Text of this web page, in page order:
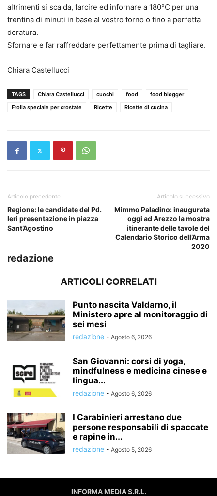
altrimenti si scalda, farcire ed infornare a 180°C per una
trentina di minuti in base al vostro forno o fino a perfetta
doratura.
Sfornare e far raffreddare perfettamente prima di tagliare.
Chiara Castellucci
TAGS Chiara Castellucci cuochi food
food blogger
Frolla speciale per crostate
Ricette Ricette di cucina
Articolo precedente
Regione: le candidate del Pd.
Ieri presentazione in piazza
Sant’Agostino
Articolo successivo
Mimmo Paladino: inaugurata
oggi ad Arezzo la mostra
itinerante delle tavole del
Calendario Storico dell’Arma
2020
redazione
ARTICOLI CORRELATI
Punto nascita Valdarno, il
Ministero apre al monitoraggio di
sei mesi
redazione - Agosto 6, 2026
San Giovanni: corsi di yoga,
mindfulness e medicina cinese e
lingua...
redazione - Agosto 6, 2026
I Carabinieri arrestano due
persone responsabili di spaccate
e rapine in...
redazione - Agosto 5, 2026
INFORMA MEDIA S.R.L.